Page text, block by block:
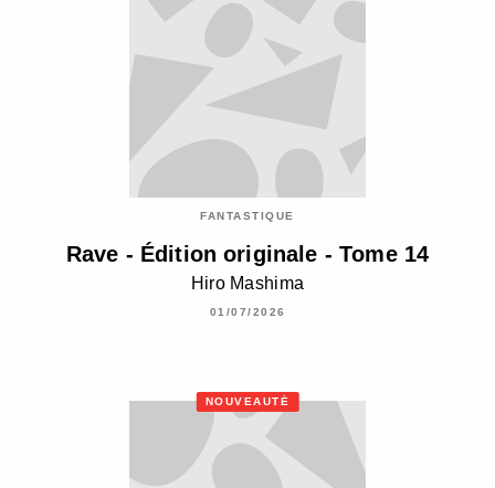
FANTASTIQUE
Rave - Édition originale - Tome 14
Hiro Mashima
01/07/2026
NOUVEAUTÉ